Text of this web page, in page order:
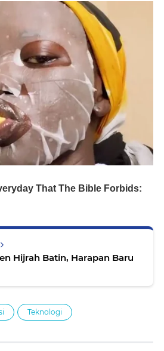
Hijrah Batin, Harapan Baru
Teknologi